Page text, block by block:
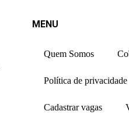
MENU
Quem Somos
Política de privacidade
Cadastrar vagas